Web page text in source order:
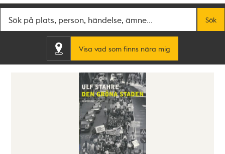
Sök
Visa vad som finns nära mig